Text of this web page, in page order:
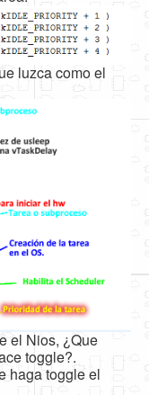
luzca como el
el Nios, ¿Que
toggle?.
haga toggle el